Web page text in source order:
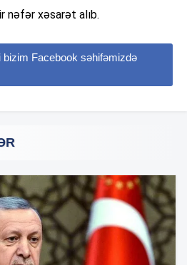
nəfər xəsarət alıb.
Facebook səhifəmizdə